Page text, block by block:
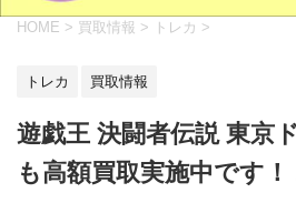
HOME > 買取情報 > トレカ >
トレカ 買取情報
遊戯王 決闘者伝説 東京
も高額買取実施中です！